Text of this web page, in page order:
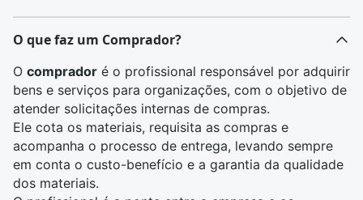
O que faz um Comprador?
O comprador é o profissional responsável por adquirir
bens e serviços para organizações, com o objetivo de
atender solicitações internas de compras.
Ele cota os materiais, requisita as compras e
acompanha o processo de entrega, levando sempre
em conta o custo-benefício e a garantia da qualidade
dos materiais.